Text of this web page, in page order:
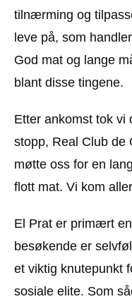
tilnærming og
leve på, som
God mat og lange
blant disse tingene.
Etter ankomst tok vi
stopp, Real Club de
møtte oss for en
flott mat. Vi kom
El Prat er primært
besøkende er
et viktig knutepunkt
sosiale elite. Som